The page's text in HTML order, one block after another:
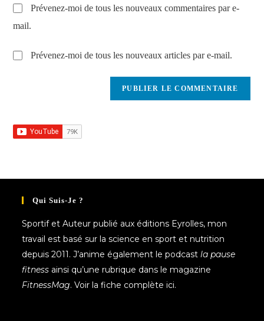
Prévenez-moi de tous les nouveaux commentaires par e-
mail.
Prévenez-moi de tous les nouveaux articles par e-mail.
Qui Suis-Je ?
Sportif etAuteur publié aux éditions Eyrolles, mon
travail est basé sur la science en sport et nutrition
depuis 2011. J’anime également le podcastla pause
fitness ainsi qu’une rubrique dans le magazine
FitnessMag. Voir la fiche complèteici.